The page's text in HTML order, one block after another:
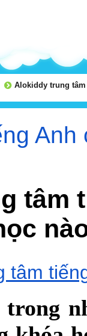
Alokiddy trung
Anh
tâm
tâm